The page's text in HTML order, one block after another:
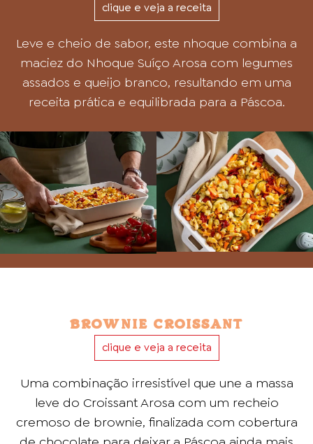
clique e veja a receita
Leve e cheio de sabor, este nhoque combina a
maciez do Nhoque Suíço Arosa com legumes
assados e queijo branco, resultando em uma
receita prática e equilibrada para a Páscoa.
BROWNIE CROISSANT
clique e veja a receita
Uma combinação irresistível que une a massa
leve do Croissant Arosa com um recheio
cremoso de brownie, finalizada com cobertura